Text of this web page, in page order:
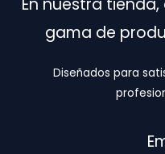
En nuestra
gama de
Diseñados para